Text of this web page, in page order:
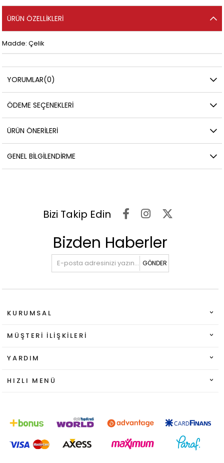
ÜRÜN ÖZELLIKLERI
Madde: Çelik
YORUMLAR(0)
ÖDEME SEÇENEKLERI
ÜRÜN ÖNERILERI
GENEL BILGILENDIRME
Bizi Takip Edin
Bizden Haberler
GÖNDER
KURUMSAL
MÜŞTERI İLIŞKILERI
YARDIM
HIZLI MENÜ